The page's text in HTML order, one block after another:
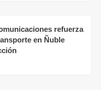
refuerza
en Ñuble